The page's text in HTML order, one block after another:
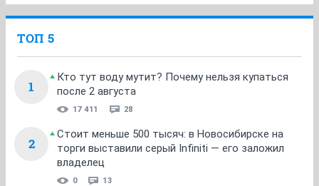
ТОП 5
1
Кто тут воду мутит? Почему нельзя купаться
после 2 августа
17 411 28
2
Стоит меньше 500 тысяч: в Новосибирске на
торги выставили серый Infiniti — его заложил
владелец
0 13